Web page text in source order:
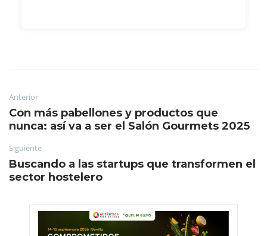
Anterior
Con más pabellones y productos que
nunca: así va a ser el Salón Gourmets 2025
Siguiente
Buscando a las startups que transformen el
sector hostelero